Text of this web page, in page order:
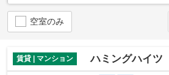
空室のみ
賃貸 | マンション ハミングハイツ